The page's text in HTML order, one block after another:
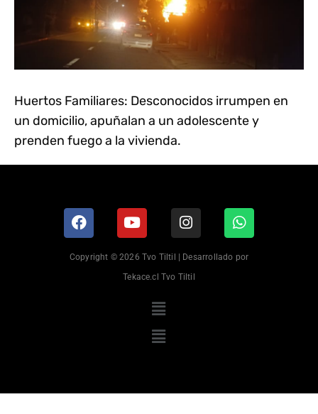
Huertos Familiares: Desconocidos irrumpen en
un domicilio, apuñalan a un adolescente y
prenden fuego a la vivienda.
Copyright © 2026 Tvo Tiltil | Desarrollado por
Tekace.cl Tvo Tiltil